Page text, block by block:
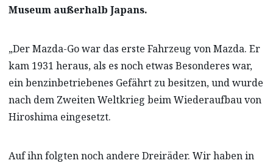
Museum außerhalb Japans.
„Der Mazda-Go war das erste Fahrzeug von Mazda. Er
kam 1931 heraus, als es noch etwas Besonderes war,
ein benzinbetriebenes Gefährt zu besitzen, und wurde
nach dem Zweiten Weltkrieg beim Wiederaufbau von
Hiroshima eingesetzt.
Auf ihn folgten noch andere Dreiräder. Wir haben in